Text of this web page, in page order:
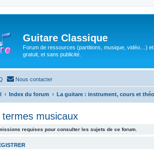
Guitare Classique
Forum de ressources (partitions, musique, vidéo…)
gratuit, et sans publicité.
Nous contacter
Index du forum La guitare : instrument, cours et
musicaux
requises pour consulter les sujets de ce forum.